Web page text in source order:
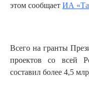
этом сообщает ИА
Всего на гранты
проектов со всей
составил более 4,5